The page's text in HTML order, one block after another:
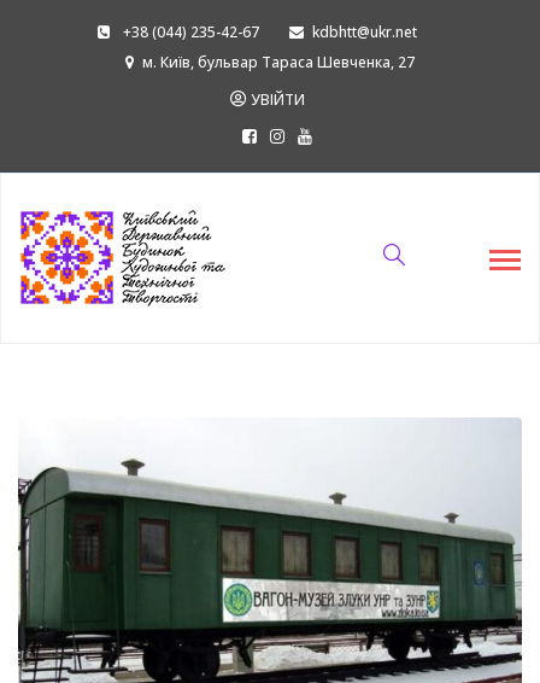
+38 (044) 235-42-67
kdbhtt@ukr.net
м. Київ, бульвар Тараса Шевченка, 27
УВІЙТИ